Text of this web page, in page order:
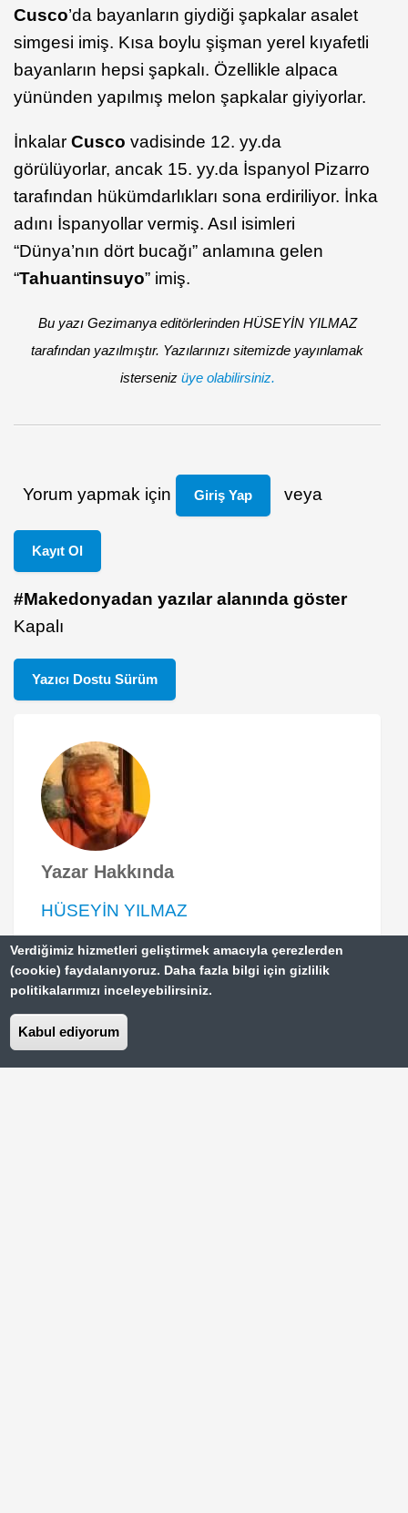
Cusco’da bayanların giydiği şapkalar asalet
simgesi imiş. Kısa boylu şişman yerel kıyafetli
bayanların hepsi şapkalı. Özellikle alpaca
yününden yapılmış melon şapkalar giyiyorlar.
İnkalar Cusco vadisinde 12. yy.da
görülüyorlar, ancak 15. yy.da İspanyol Pizarro
tarafından hükümdarlıkları sona erdiriliyor. İnka
adını İspanyollar vermiş. Asıl isimleri
“Dünya’nın dört bucağı” anlamına gelen
“Tahuantinsuyo” imiş.
Bu yazı Gezimanya editörlerinden HÜSEYİN YILMAZ
tarafından yazılmıştır. Yazılarınızı sitemizde yayınlamak
isterseniz üye olabilirsiniz.
Yorum yapmak için Giriş Yap veya
Kayıt Ol
#Makedonyadan yazılar alanında göster
Kapalı
Yazıcı Dostu Sürüm
Yazar Hakkında
HÜSEYİN YILMAZ
1942 Sinop Ayancık doğumluyum.
Cerrahpaşa Tıp Fakültesi mezunuyum.
Mecburi hizmet nedeni ile Hakkari,
Yüksekova, Siirt’te görev yaptım.
Verdiğimiz hizmetleri geliştirmek amacıyla çerezlerden
(cookie) faydalanıyoruz. Daha fazla bilgi için gizlilik
politikalarımızı inceleyebilirsiniz.
Kabul ediyorum